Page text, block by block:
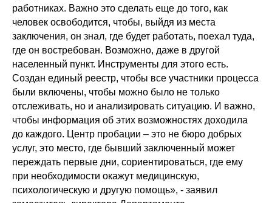
работниках. Важно это сделать еще до того, как
человек освободится, чтобы, выйдя из места
заключения, он знал, где будет работать, поехал туда,
где он востребован. Возможно, даже в другой
населенный пункт. Инструменты для этого есть.
Создан единый реестр, чтобы все участники процесса
были включены, чтобы можно было не только
отслеживать, но и анализировать ситуацию. И важно,
чтобы информация об этих возможностях доходила
до каждого. Центр пробации – это не бюро добрых
услуг, это место, где бывший заключенный может
переждать первые дни, сориентироваться, где ему
при необходимости окажут медицинскую,
психологическую и другую помощь», - заявил